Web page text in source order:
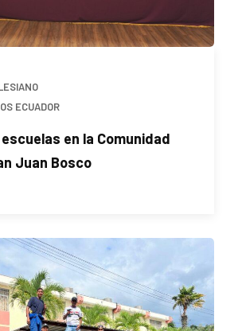
ECUADOR
en la Comunidad
Juan Bosco